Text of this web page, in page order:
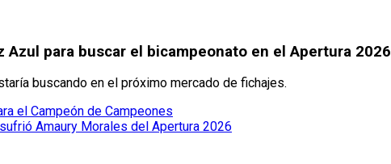
Azul para buscar el bicampeonato en el Apertura 2026
buscando en el próximo mercado de fichajes.
el Campeón de Campeones
Amaury Morales del Apertura 2026